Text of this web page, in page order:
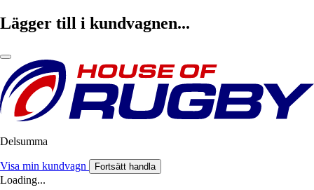
Lägger till i kundvagnen...
Delsumma
Visa min kundvagn Fortsätt handla
Loading...